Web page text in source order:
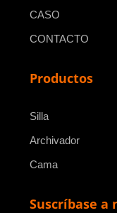
CASO
CONTACTO
Productos
Silla
Archivador
Cama
Suscríbase